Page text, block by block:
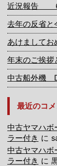
近況報告
去年の反省と
あけましてお
年末のご挨拶
中古船外機
最近のコメ
中古ヤマハ
ラー付き に
中古ヤマハ
ラー付き に